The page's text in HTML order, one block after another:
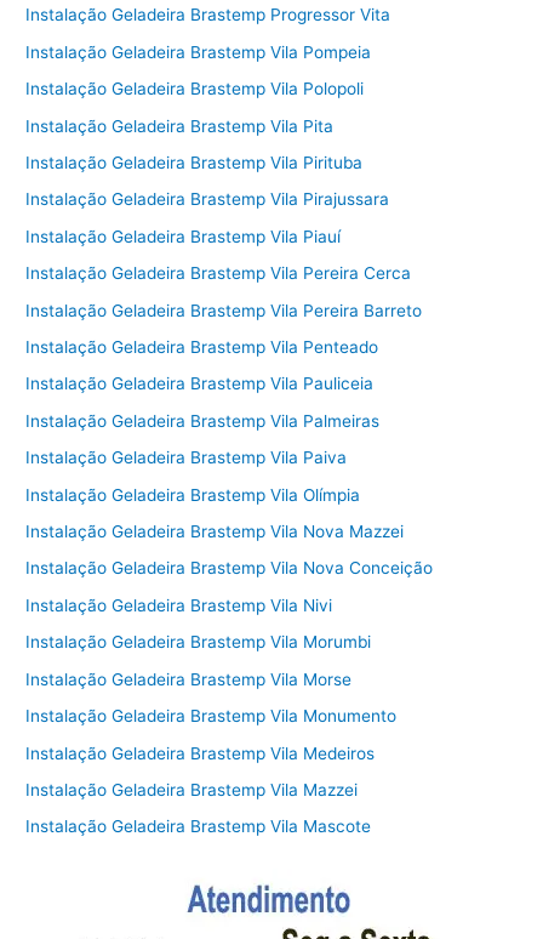
Instalação Geladeira Brastemp Progressor Vita
Instalação Geladeira Brastemp Vila Pompeia
Instalação Geladeira Brastemp Vila Polopoli
Instalação Geladeira Brastemp Vila Pita
Instalação Geladeira Brastemp Vila Pirituba
Instalação Geladeira Brastemp Vila Pirajussara
Instalação Geladeira Brastemp Vila Piauí
Instalação Geladeira Brastemp Vila Pereira Cerca
Instalação Geladeira Brastemp Vila Pereira Barreto
Instalação Geladeira Brastemp Vila Penteado
Instalação Geladeira Brastemp Vila Pauliceia
Instalação Geladeira Brastemp Vila Palmeiras
Instalação Geladeira Brastemp Vila Paiva
Instalação Geladeira Brastemp Vila Olímpia
Instalação Geladeira Brastemp Vila Nova Mazzei
Instalação Geladeira Brastemp Vila Nova Conceição
Instalação Geladeira Brastemp Vila Nivi
Instalação Geladeira Brastemp Vila Morumbi
Instalação Geladeira Brastemp Vila Morse
Instalação Geladeira Brastemp Vila Monumento
Instalação Geladeira Brastemp Vila Medeiros
Instalação Geladeira Brastemp Vila Mazzei
Instalação Geladeira Brastemp Vila Mascote